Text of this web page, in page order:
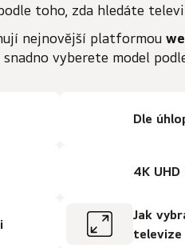
toho, zda hledáte
nejnovější platformou
snadno vyberete model
Dle
4K UHD
Jak
televize